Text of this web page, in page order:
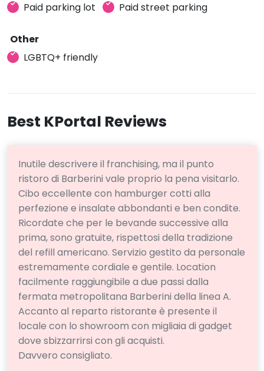
Paid parking lot Paid street parking
Other
LGBTQ+ friendly
Best KPortal Reviews
Inutile descrivere il franchising, ma il punto
ristoro di Barberini vale proprio la pena visitarlo.
Cibo eccellente con hamburger cotti alla
perfezione e insalate abbondanti e ben condite.
Ricordate che per le bevande successive alla
prima, sono gratuite, rispettosi della tradizione
del refill americano. Servizio gestito da personale
estremamente cordiale e gentile. Location
facilmente raggiungibile a due passi dalla
fermata metropolitana Barberini della linea A.
Accanto al reparto ristorante è presente il
locale con lo showroom con migliaia di gadget
dove sbizzarrirsi con gli acquisti.
Davvero consigliato.